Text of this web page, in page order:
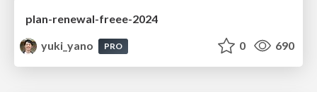
plan-renewal-freee-2024
yuki_yano
PRO 0 690